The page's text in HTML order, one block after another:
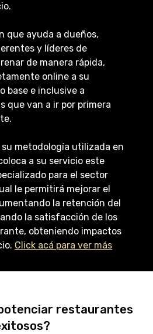
que ayuda a dueños,
y líderes de
de manera rápida,
online a su
base e inclusive a
que van a ir por primera
metodología utilizada en
a su servicio este
para el sector
le permitirá mejorar el
la retención del
la satisfacción de los
obteniendo impactos
Click acá para ver más
restaurantes